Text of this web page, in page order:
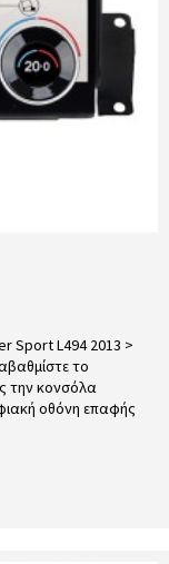
Sport L494 2013 >
το
την κονσόλα
οθόνη επαφής